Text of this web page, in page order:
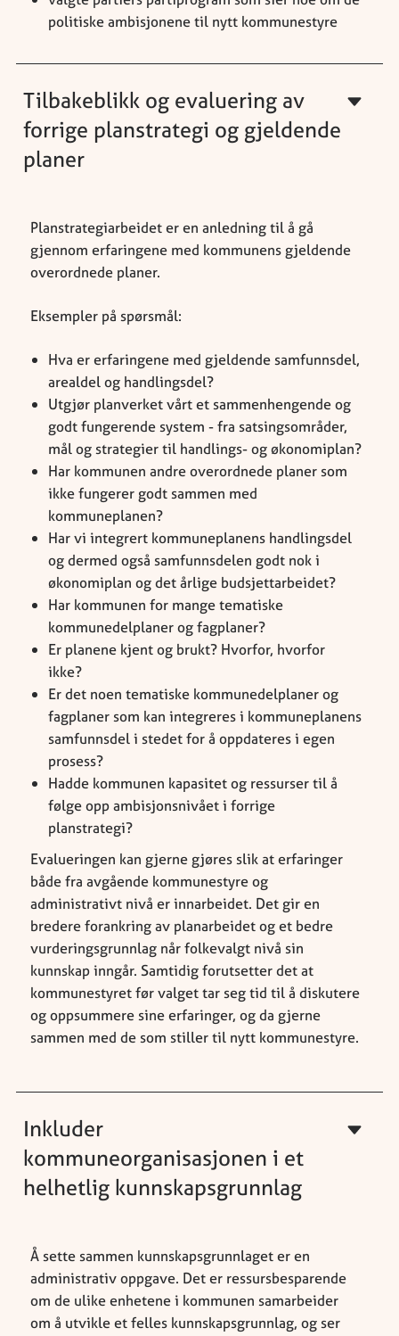
politiske ambisjonene til nytt kommunestyre
Tilbakeblikk og evaluering av
forrige planstrategi og gjeldende
planer
Planstrategiarbeidet er en anledning til å gå
gjennom erfaringene med kommunens gjeldende
overordnede planer.
Eksempler på spørsmål:
Hva er erfaringene med gjeldende samfunnsdel,
arealdel og handlingsdel?
Utgjør planverket vårt et sammenhengende og
godt fungerende system - fra satsingsområder,
mål og strategier til handlings- og økonomiplan?
Har kommunen andre overordnede planer som
ikke fungerer godt sammen med
kommuneplanen?
Har vi integrert kommuneplanens handlingsdel
og dermed også samfunnsdelen godt nok i
økonomiplan og det årlige budsjettarbeidet?
Har kommunen for mange tematiske
kommunedelplaner og fagplaner?
Er planene kjent og brukt? Hvorfor, hvorfor
ikke?
Er det noen tematiske kommunedelplaner og
fagplaner som kan integreres i kommuneplanens
samfunnsdel i stedet for å oppdateres i egen
prosess?
Hadde kommunen kapasitet og ressurser til å
følge opp ambisjonsnivået i forrige
planstrategi?
Evalueringen kan gjerne gjøres slik at erfaringer
både fra avgående kommunestyre og
administrativt nivå er innarbeidet. Det gir en
bredere forankring av planarbeidet og et bedre
vurderingsgrunnlag når folkevalgt nivå sin
kunnskap inngår. Samtidig forutsetter det at
kommunestyret før valget tar seg tid til å diskutere
og oppsummere sine erfaringer, og da gjerne
sammen med de som stiller til nytt kommunestyre.
Inkluder
kommuneorganisasjonen i et
helhetlig kunnskapsgrunnlag
Å sette sammen kunnskapsgrunnlaget er en
administrativ oppgave. Det er ressursbesparende
om de ulike enhetene i kommunen samarbeider
om å utvikle et felles kunnskapsgrunnlag, og ser